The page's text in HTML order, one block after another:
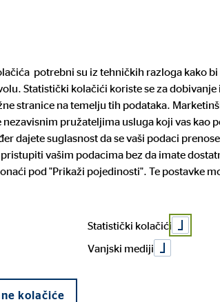
Povijest
Dom i
Prilika za
Mediji Pravne
o sustavu zaštite
Prijava
Dobar
potrebni su iz tehničkih razloga kako
Statistički kolačići koriste se za
stranice na temelju tih podataka.
pružateljima usluga koji vas kao
dajete suglasnost da se vaši podaci
vašim podacima bez da imate
pod "Prikaži pojedinosti". Te postavke
Statistički kolačići
Vanjski mediji
kolačiće